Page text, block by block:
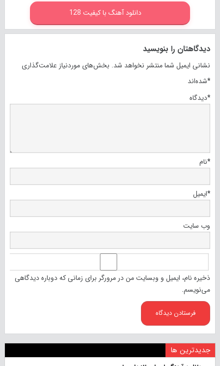
دانلود آهنگ با کیفیت 128
دیدگاهتان را بنویسید
نشانی ایمیل شما منتشر نخواهد شد. بخش‌های موردنیاز علامت‌گذاری
شده‌اند*
دیدگاه*
نام*
ایمیل*
وب‌ سایت
ذخیره نام، ایمیل و وبسایت من در مرورگر برای زمانی که دوباره دیدگاهی
می‌نویسم.
جدیدترین ها